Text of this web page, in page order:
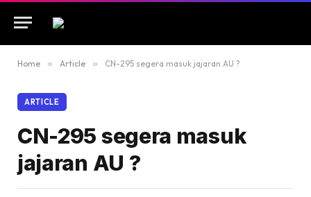
Home » Article » CN-295 segera masuk jajaran AU ?
ARTICLE
CN-295 segera masuk
jajaran AU ?